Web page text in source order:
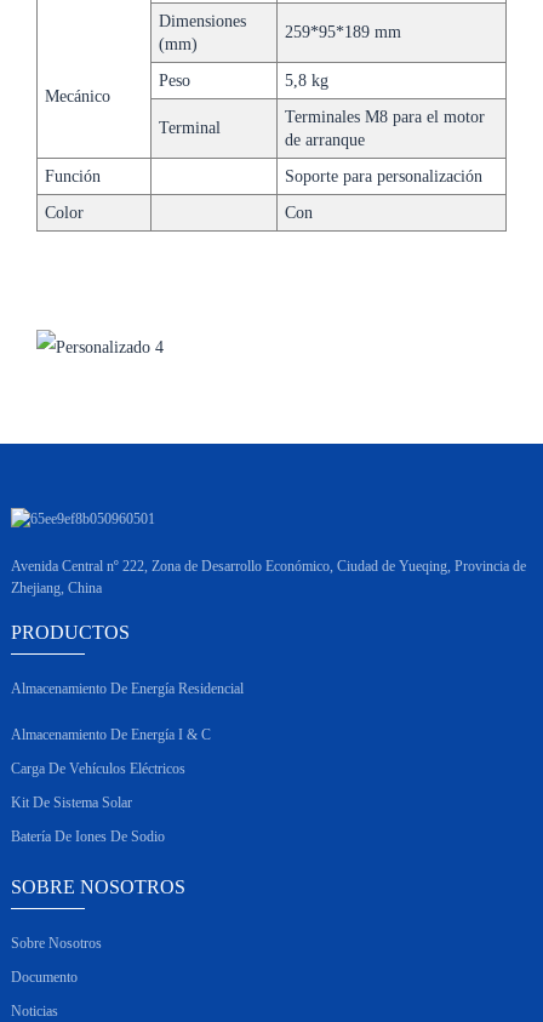
Mecánico
Dimensiones
(mm)
259*95*189 mm
Peso 5,8 kg
Terminal
Terminales M8 para el motor
de arranque
Función
Soporte para personalización
Color
Con
Avenida Central nº 222, Zona de Desarrollo Económico, Ciudad de Yueqing, Provincia de
Zhejiang, China
PRODUCTOS
Almacenamiento De Energía Residencial
Almacenamiento De Energía I & C
Carga De Vehículos Eléctricos
Kit De Sistema Solar
Batería De Iones De Sodio
SOBRE NOSOTROS
Sobre Nosotros
Documento
Noticias